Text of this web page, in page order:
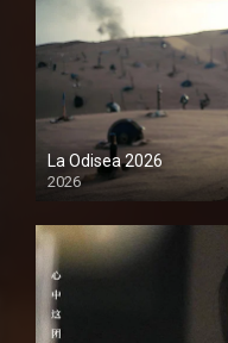
La Odisea 2026
2026
1080P